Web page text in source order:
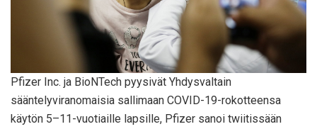
Pfizer Inc. ja BioNTech pyysivät Yhdysvaltain
sääntelyviranomaisia ​​sallimaan COVID-19-rokotteensa
käytön 5–11-vuotiaille lapsille, Pfizer sanoi twiitissään